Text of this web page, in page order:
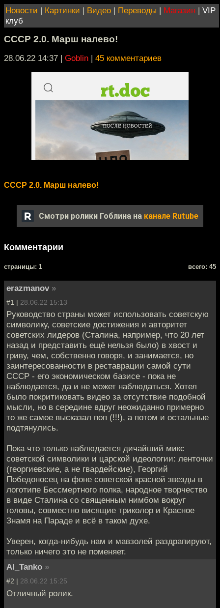
Новости | Картинки | Видео | Переводы | Магазин | VIP
клуб
СССР 2.0. Марш налево!
28.06.22 14:37 | Goblin | 45 комментариев
СССР 2.0. Марш налево!
Смотри ролики Гоблина на канале Rutube
Комментарии
cтраницы: 1 всего: 45
erazmanov »
#1 | 28.06.22 15:13
Руководство страны может использовать советскую
символику, советские достижения и авторитет
советских лидеров (Сталина, например, что 20 лет
назад и представить ещё нельзя было) в хвост и
гриву, чем, собственно говоря, и занимается, но
заинтересованности в реставрации самой сути
СССР - его экономическом базисе - пока не
наблюдается, да и не может наблюдаться. Хотел
было покритиковать видео за отсутствие подобной
мысли, но в середине вдруг неожиданно примерно
то же самое высказал поп (!!!), а потом и остальные
подтянулись.
Пока что только наблюдается дичайший микс
советской символики и царской идеологии: ленточки
(георгиевские, а не гвардейские), Георгий
Победоносец на фоне советской красной звезды в
логотипе Бессмертного полка, народное творчество
в виде Сталина со священным нимбом вокруг
головы, совместно висящие триколор и Красное
Знамя на Параде и всё в таком духе.
Уверен, когда-нибудь нам и мавзолей раздрапируют,
только ничего это не поменяет.
Al_Tanko »
#2 | 28.06.22 15:25
Отличный ролик.